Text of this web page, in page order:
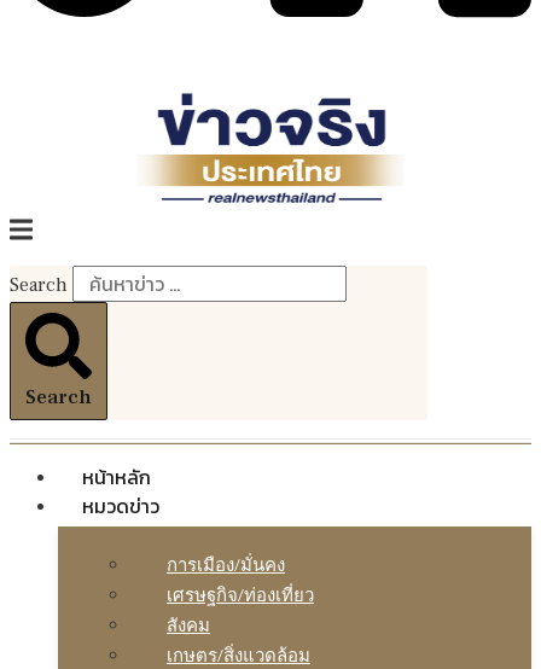
Search
Search
หน้าหลัก
หมวดข่าว
การเมือง/มั่นคง
เศรษฐกิจ/ท่องเที่ยว
สังคม
เกษตร/สิ่งแวดล้อม